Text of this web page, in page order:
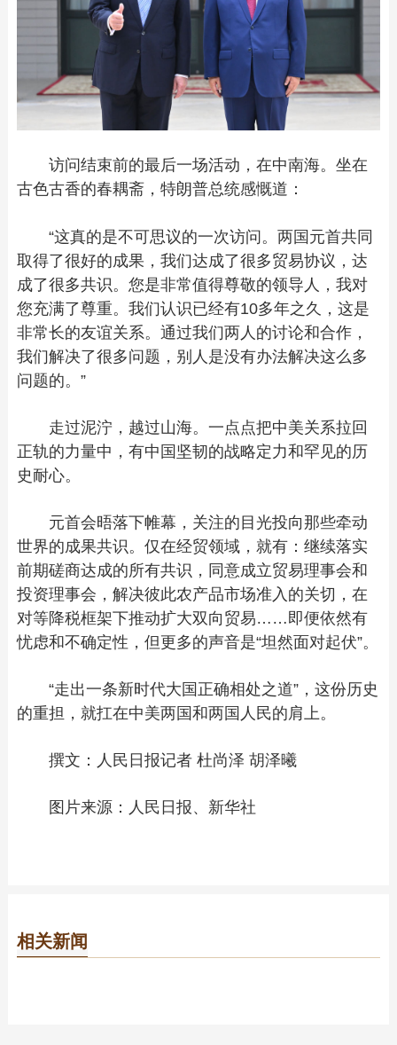
访问结束前的最后一场活动，在中南海。坐在
古色古香的春耦斋，特朗普总统感慨道：
“这真的是不可思议的一次访问。两国元首共同
取得了很好的成果，我们达成了很多贸易协议，达
成了很多共识。您是非常值得尊敬的领导人，我对
您充满了尊重。我们认识已经有10多年之久，这是
非常长的友谊关系。通过我们两人的讨论和合作，
我们解决了很多问题，别人是没有办法解决这么多
问题的。”
走过泥泞，越过山海。一点点把中美关系拉回
正轨的力量中，有中国坚韧的战略定力和罕见的历
史耐心。
元首会晤落下帷幕，关注的目光投向那些牵动
世界的成果共识。仅在经贸领域，就有：继续落实
前期磋商达成的所有共识，同意成立贸易理事会和
投资理事会，解决彼此农产品市场准入的关切，在
对等降税框架下推动扩大双向贸易……即便依然有
忧虑和不确定性，但更多的声音是“坦然面对起伏”。
“走出一条新时代大国正确相处之道”，这份历史
的重担，就扛在中美两国和两国人民的肩上。
撰文：人民日报记者 杜尚泽 胡泽曦
图片来源：人民日报、新华社
相关新闻